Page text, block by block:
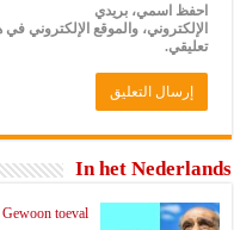
احفظ اسمي، بريدي
الإلكتروني، والموقع الإلكتروني
تعليقي.
In het Nederlands
Gewoon toeval